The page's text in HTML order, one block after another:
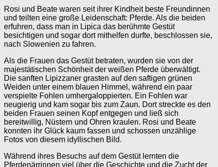
Rosi und Beate waren seit ihrer Kindheit beste Freundinnen
und teilten eine große Leidenschaft: Pferde. Als die beiden
erfuhren, dass man in Lipica das berühmte Gestüt
besichtigen und sogar dort mithelfen durfte, beschlossen sie,
nach Slowenien zu fahren.
Als die Frauen das Gestüt betraten, wurden sie von der
majestätischen Schönheit der weißen Pferde überwältigt.
Die sanften Lipizzaner grasten auf den saftigen grünen
Weiden unter einem blauen Himmel, während ein paar
verspielte Fohlen umhergaloppierten. Ein Fohlen war
neugierig und kam sogar bis zum Zaun. Dort streckte es den
beiden Frauen seinen Kopf entgegen und ließ sich
bereitwillig, Nüstern und Ohren kraulen. Rosi und Beate
konnten ihr Glück kaum fassen und schossen unzählige
Fotos von diesem idyllischen Bild.
Während ihres Besuchs auf dem Gestüt lernten die
Pferdenärrinnen viel über die Geschichte und die Zucht der